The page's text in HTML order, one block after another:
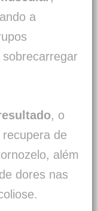
a
, o
de
além
dores nas